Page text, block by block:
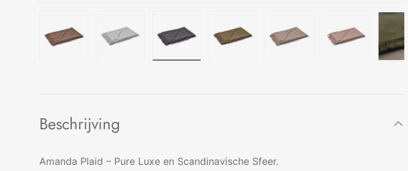
Beschrijving
Amanda Plaid – Pure Luxe en Scandinavische Sfeer.